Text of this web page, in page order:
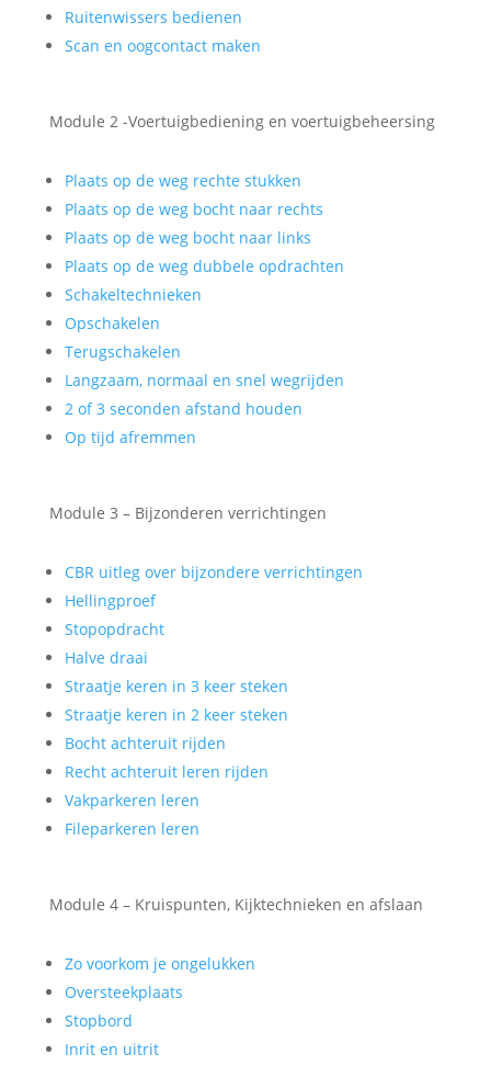
Ruitenwissers bedienen
Scan en oogcontact maken
Module 2 -Voertuigbediening en voertuigbeheersing
Plaats op de weg rechte stukken
Plaats op de weg bocht naar rechts
Plaats op de weg bocht naar links
Plaats op de weg dubbele opdrachten
Schakeltechnieken
Opschakelen
Terugschakelen
Langzaam, normaal en snel wegrijden
2 of 3 seconden afstand houden
Op tijd afremmen
Module 3 – Bijzonderen verrichtingen
CBR uitleg over bijzondere verrichtingen
Hellingproef
Stopopdracht
Halve draai
Straatje keren in 3 keer steken
Straatje keren in 2 keer steken
Bocht achteruit rijden
Recht achteruit leren rijden
Vakparkeren leren
Fileparkeren leren
Module 4 – Kruispunten, Kijktechnieken en afslaan
Zo voorkom je ongelukken
Oversteekplaats
Stopbord
Inrit en uitrit